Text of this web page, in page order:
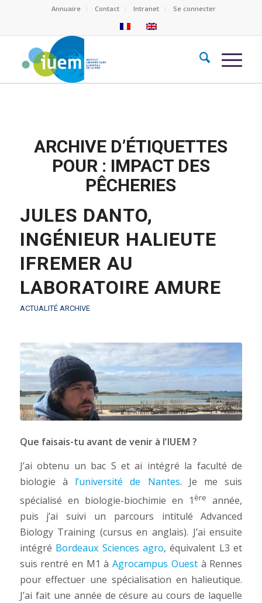
Annuaire Contact Intranet Se connecter
ARCHIVE D’ÉTIQUETTES
POUR : IMPACT DES
PÊCHERIES
JULES DANTO,
INGÉNIEUR HALIEUTE
IFREMER AU
LABORATOIRE AMURE
ACTUALITÉ ARCHIVE
Que faisais-tu avant de venir à l’IUEM ?
J’ai obtenu un bac S et ai intégré la faculté de
biologie à l’université de Nantes. Je me suis
spécialisé en biologie-biochimie en 1 ère
année,
puis j’ai suivi un parcours intitulé Advanced
Biology Training (cursus en anglais). J’ai ensuite
intégré Bordeaux Sciences agro, équivalent L3 et
suis rentré en M1 àAgrocampus Ouestà Rennes
pour effectuer une spécialisation en halieutique.
J’ai fait une année de césure au cours de laquelle